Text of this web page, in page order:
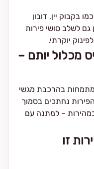
בקבוק יין, דובון
גם לשלב סושי פירות
יוקרתי.
מכלול יותם –
מתמחות בהרכבת מגשי
נחתכים בסמוך
– למתנה עם
זו